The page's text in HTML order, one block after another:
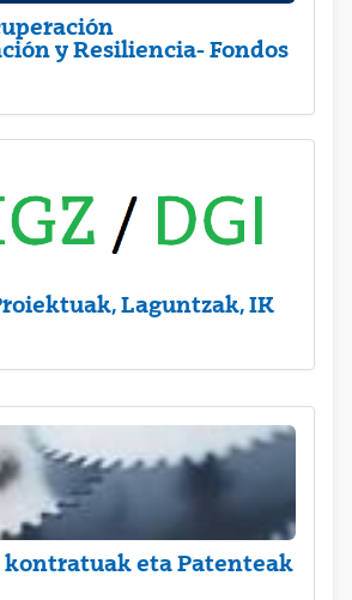
y Resiliencia- Fondos
Laguntzak, IK
kontratuak eta Patenteak